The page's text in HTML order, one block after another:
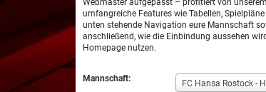
Webmaster aufgepasst – profitiert von
umfangreiche Features wie Tabellen,
unten stehende Navigation eure Mannschaft
anschließend, wie die Einbindung aussehen
Homepage nutzen.
Mannschaft: FC Hansa Rostock -